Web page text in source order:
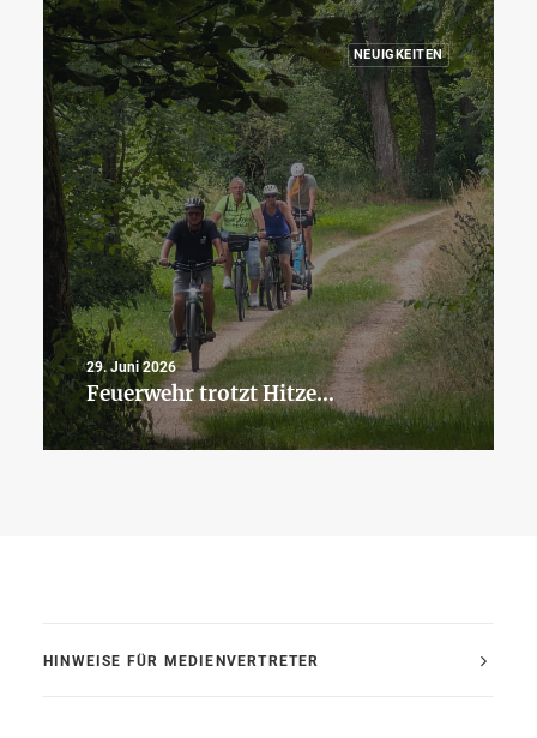
NEUIGKEITEN
29. Juni 2026
Feuerwehr trotzt Hitze…
HINWEISE FÜR MEDIENVERTRETER